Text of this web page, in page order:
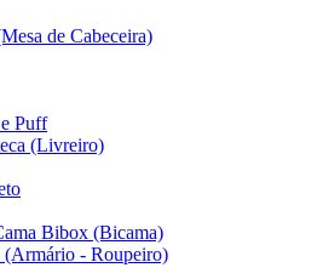
de Cabeceira)
Puff
(Livreiro)
Bibox (Bicama)
(Armário - Roupeiro)